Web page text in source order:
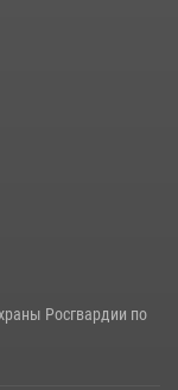
Росгвардии по